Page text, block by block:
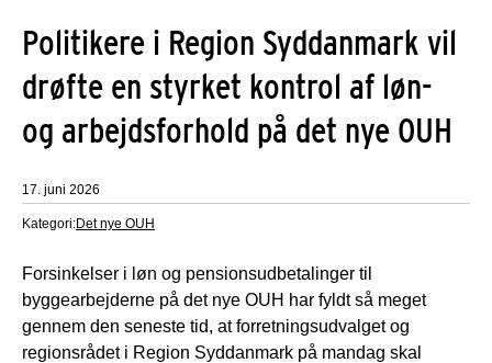
Politikere i Region Syddanmark vil
drøfte en styrket kontrol af løn-
og arbejdsforhold på det nye OUH
17. juni 2026
Kategori:Det nye OUH
Forsinkelser i løn og pensionsudbetalinger til
byggearbejderne på det nye OUH har fyldt så meget
gennem den seneste tid, at forretningsudvalget og
regionsrådet i Region Syddanmark på mandag skal